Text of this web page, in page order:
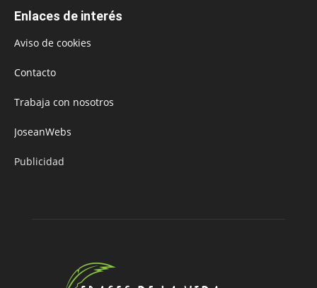
Enlaces de interés
Aviso de cookies
Contacto
Trabaja con nosotros
JoseanWebs
Publicidad